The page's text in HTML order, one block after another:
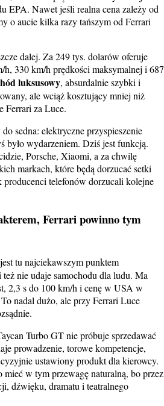
EPA. Nawet jeśli realna cena zależy od
o aucie kilka razy tańszym od Ferrari
dalej. Za 249 tys. dolarów oferuje
330 km/h prędkości maksymalnej i 687
luksusowy, absurdalnie szybki i
ale wciąż kosztujący mniej niż
Ferrari za Luce.
sedna: elektryczne przyspieszenie
było wydarzeniem. Dziś jest funkcją.
Porsche, Xiaomi, a za chwilę
markach, które będą dorzucać setki
telefonów dorzucali kolejne
Ferrari powinno tym
tu najciekawszym punktem
nie udaje samochodu dla ludu. Ma
2,3 s do 100 km/h i cenę w USA w
nadal dużo, ale przy Ferrari Luce
Turbo GT nie próbuje sprzedawać
prowadzenie, torowe kompetencje,
ustawiony produkt dla kierowcy.
mieć w tym przewagę naturalną, bo przez
dźwięku, dramatu i teatralnego